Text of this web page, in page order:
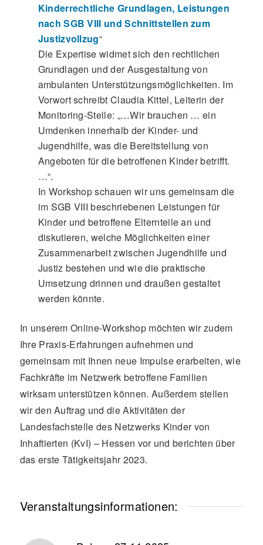
Kinderrechtliche Grundlagen, Leistungen
nach SGB VIII und Schnittstellen zum
Justizvollzug“
Die Expertise widmet sich den rechtlichen
Grundlagen und der Ausgestaltung von
ambulanten Unterstützungsmöglichkeiten. Im
Vorwort schreibt Claudia Kittel, Leiterin der
Monitoring-Stelle: „…Wir brauchen … ein
Umdenken innerhalb der Kinder- und
Jugendhilfe, was die Bereitstellung von
Angeboten für die betroffenen Kinder betrifft.
…“.
In Workshop schauen wir uns gemeinsam die
im SGB VIII beschriebenen Leistungen für
Kinder und betroffene Elternteile an und
diskutieren, welche Möglichkeiten einer
Zusammenarbeit zwischen Jugendhilfe und
Justiz bestehen und wie die praktische
Umsetzung drinnen und draußen gestaltet
werden könnte.
In unserem Online-Workshop möchten wir zudem
Ihre Praxis-Erfahrungen aufnehmen und
gemeinsam mit Ihnen neue Impulse erarbeiten, wie
Fachkräfte im Netzwerk betroffene Familien
wirksam unterstützen können. Außerdem stellen
wir den Auftrag und die Aktivitäten der
Landesfachstelle des Netzwerks Kinder von
Inhaftierten (KvI) – Hessen vor und berichten über
das erste Tätigkeitsjahr 2023.
Veranstaltungsinformationen: